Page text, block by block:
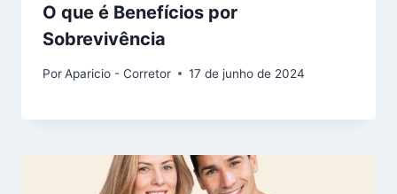
O que é Benefícios por
Sobrevivência
PorAparicio - Corretor 17 de junho de 2024